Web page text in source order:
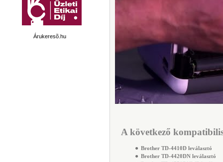
Árukeresõ.hu
A következő
● Brother TD-4410D leválasztó
● Brother TD-4420DN leválasztó